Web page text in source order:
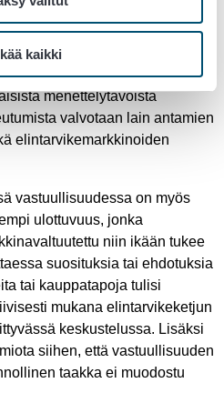
kaikki
kehittämisessä,
toteutumisen koko
keskiössä valtuutetun
noudattaminen ja
menettelytavoista
valvotaan lain antamien
elintarvikemarkkinoiden
vastuullisuudessa on myös
ulottuvuus, jonka
niin ikään tukee
suosituksia tai ehdotuksia
tai kauppatapoja tulisi
mukana elintarvikeketjun
keskustelussa. Lisäksi
siihen, että vastuullisuuden
taakka ei muodostu